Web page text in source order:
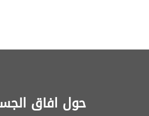
حول افاق